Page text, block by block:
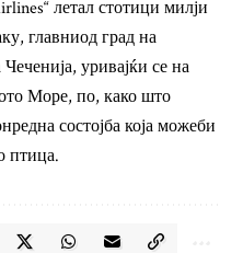
летал стотици милји
главниод град на
уривајќи се на
Море, по, како што
состојба која можеби
птица.